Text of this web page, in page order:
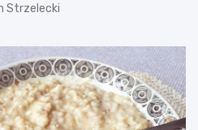
Strzelecki